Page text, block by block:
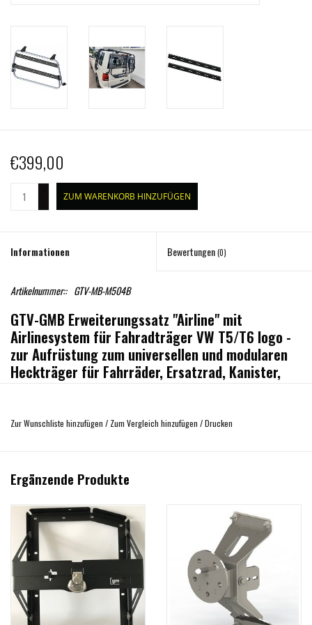
€399,00
ZUM WARENKORB HINZUFÜGEN
Informationen Bewertungen(0)
Artikelnummer:: GTV-MB-M504B
GTV-GMB Erweiterungssatz "Airline" mit
Airlinesystem für Fahradträger VW T5/T6 logo -
zur Aufrüstung zum universellen und modularen
Heckträger für Fahrräder, Ersatzrad, Kanister,
Heckträgersystem mit zwei horizontal angeordneten Querträgern. Diese dienen
Die Airlinesystemprofile ermöglichen eine noch flexiblere Nutzung und
Verwendung von zahlreichen verschiedenen Anbaumodulen.
Mindestens eine Fahrrad-Standschiene muss entfernt werden. Je nach
Ausstattung müssen auch zwei oder mehr Fahrradstandschienen demontiert
werden. Zum Verständnis ist auf einigen Bildern der Querträger in orange
dargestellt, ist aber in der Realität schwarz gehalten. In einigen Abbildungen ist
auch ein Ersatzrad und ein Kanister mit dargestellt. Zum Lieferumfang gehören
jedoch lediglich die Bauteile zum Umbau des Fahrradträgers.
Zur Wunschliste hinzufügen / Zum Vergleich hinzufügen /Drucken
Ergänzende Produkte